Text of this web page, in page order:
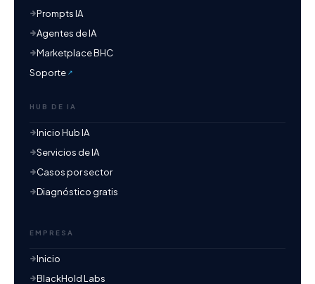
Prompts IA
Agentes de IA
Marketplace BHC
Soporte
HUB DE IA
Inicio Hub IA
Servicios de IA
Casos por sector
Diagnóstico gratis
EMPRESA
Inicio
BlackHold Labs